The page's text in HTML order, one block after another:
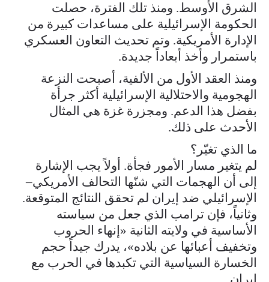
الشرق الأوسط. ومنذ تلك الفترة، حصلت
الحكومة الإسرائيلية على مساعدات كبيرة من
الإدارة الأمريكية. وتم تحديث التعاون العسكري
باستمرار وأخذ أبعاداً جديدة.
ومنذ العقد الأول من الألفية، أصبحت النزعة
الهجومية والاحتلالية الإسرائيلية أكثر جرأة
بفضل هذا الدعم. ومجزرة غزة هي المثال
الأحدث على ذلك.
ما الذي تغيّر؟
لم يتغير مسار الأمور فجأة. أولاً يجب الإشارة
إلى أن الهجمات التي شنّها التحالف الأمريكي–
الإسرائيلي ضد إيران لم تحقق النتائج المتوقعة.
وثانياً، فإن ترامب الذي جعل من سياسته
الأساسية في ولايته الثانية «إنهاء الحروب
وتخفيف أعبائها عن بلاده»، يدرك جيداً حجم
الخسارة السياسية التي تكبدها في الحرب مع
إيران.